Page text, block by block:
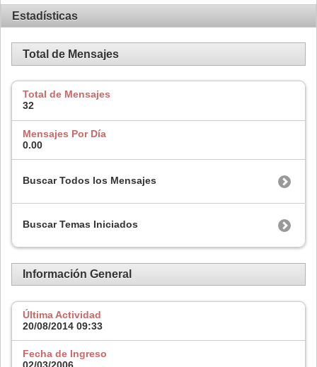
Estadísticas
Total de Mensajes
Total de Mensajes
32
Mensajes Por Día
0.00
Buscar Todos los Mensajes
Buscar Temas Iniciados
Información General
Última Actividad
20/08/2014 09:33
Fecha de Ingreso